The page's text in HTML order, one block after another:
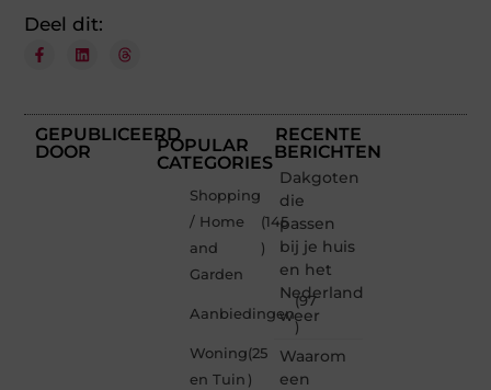
Deel dit:
GEPUBLICEERD
DOOR
POPULAR
CATEGORIES
Shopping
/ Home
and
Garden
(145
)
Aanbiedingen
(97
)
Woning
en Tuin
(25
)
RECENTE
BERICHTEN
Dakgoten
die
passen
bij je huis
en het
Nederlandse
weer
Waarom
een